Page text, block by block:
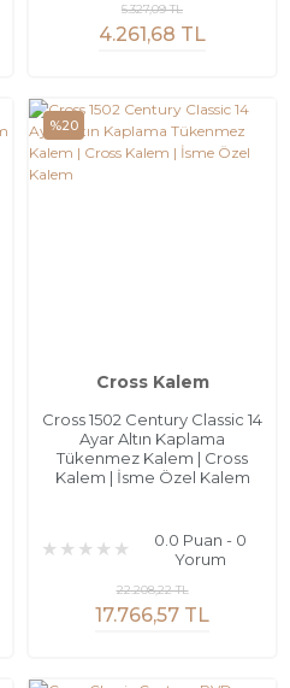
4.261,68 TL
5.327,09 TL
%20
Cross Kalem
Cross 1502 Century Classic 14
Ayar Altın Kaplama
Tükenmez Kalem | Cross
Kalem | İsme Özel Kalem
0.0 Puan - 0
Yorum
17.766,57 TL
22.208,22 TL